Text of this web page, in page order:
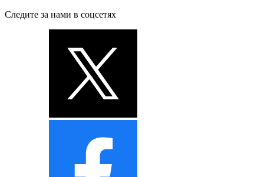
Следите за нами в соцсетях